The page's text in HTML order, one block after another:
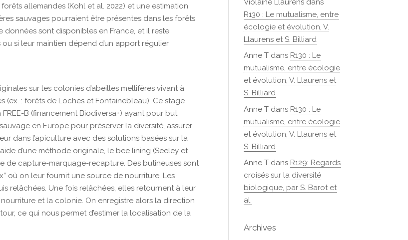
allemandes (Kohl et al. 2022) et une estimation
sauvages pourraient être présentes dans les forêts
données sont disponibles en France, et il reste
si leur maintien dépend d’un apport régulier
sur les colonies d’abeilles mellifères vivant à
(ex. : forêts de Loches et Fontainebleau). Ce stage
B (financement Biodiversa+) ayant pour but
en Europe pour préserver la diversité, assurer
dans l’apiculture avec des solutions basées sur la
d’une méthode originale, le bee lining (Seeley et
de capture-marquage-recapture. Des butineuses sont
où on leur fournit une source de nourriture. Les
relâchées. Une fois relâchées, elles retournent à leur
et la colonie. On enregistre alors la direction
ce qui nous permet d’estimer la localisation de la
R130 : Le mutualisme, entre
écologie et évolution, V.
Llaurens et S. Billiard
Anne T dans R130 : Le
mutualisme, entre écologie
et évolution, V. Llaurens et
S. Billiard
Anne T dans R130 : Le
mutualisme, entre écologie
et évolution, V. Llaurens et
S. Billiard
Anne T dans R129: Regards
croisés sur la diversité
biologique, par S. Barot et
al.
Archives